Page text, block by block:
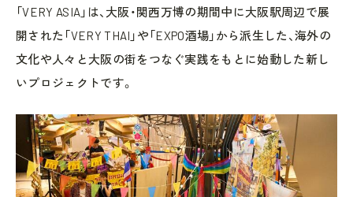
「VERY ASIA」は、大阪・関西万博の期間中に大阪駅周辺で展
開された「VERY THAI」や「EXPO酒場」から派生した、海外の
文化や人々と大阪の街をつなぐ実践をもとに始動した新し
いプロジェクトです。